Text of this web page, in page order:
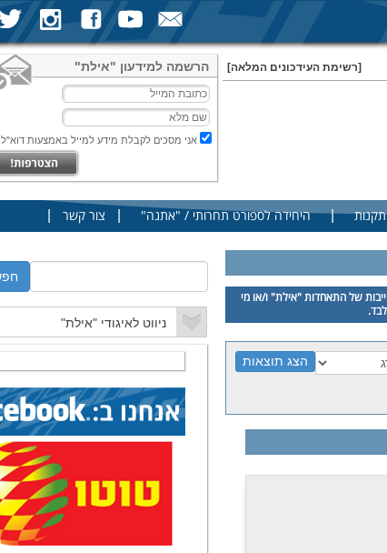
הרשמה למידעון "אילת"
אני מסכים לקבלת מידע למייל באמצעות דוא"ל
[רשימת העידכונים המלאה]
| היחידה לספורט תחרותי / "אתנה" צור קשר
של התאחדות "אילת" ו/או מי